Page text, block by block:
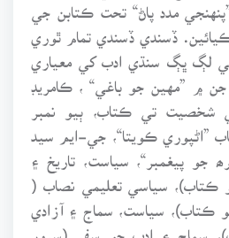
مدد پاڻ“ تحت ڪتابن جي
ڏسندي ڏسندي تمام ٿوري
ڪتابن جي لڳ ڀڳ سنڌي ادب کي معياري
۾ ”مهين جو باغي“ ، ڪامريڊ
شخصيت تي ڪتاب، ٻيو نمبر
”اڻپوري ڪويتا“، جي-ايم سيد
جو پيغمبر“، سياست، تاريخ ۽
ڪتاب)، سياسي تعليمي نصاب (
ڪتاب)، سياست، سماج ۽ آزادي
سماج ۽ ادب جو سفر (سرور